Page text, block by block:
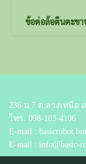
ข้อต่อล้อตีนตะขา
236 ม.7 ต.ลวงเหนือ
โทร. 098-103-4106
E-mail :
E-mail : info@basic-